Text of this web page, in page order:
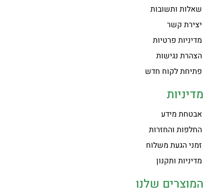
שאלות ותשובות
יצירת קשר
מדיניות פרטיות
הצהרת נגישות
פתיחת לקוח חדש
מדיניות
אבטחת מידע
החלפות והחזרות
זמני הגעת משלוח
מדיניות ותקנון
המוצרים שלנו